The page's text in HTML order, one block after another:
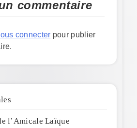
commentaire
connecter pour publier
l’Amicale Laïque